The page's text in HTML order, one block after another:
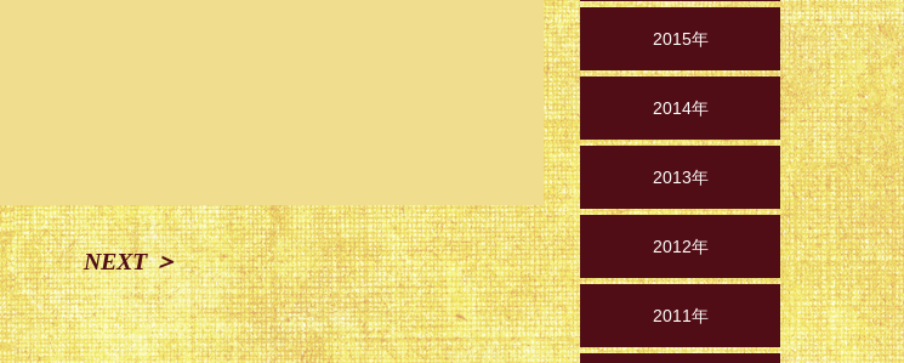
NEXT ＞
2015年
2014年
2013年
2012年
2011年